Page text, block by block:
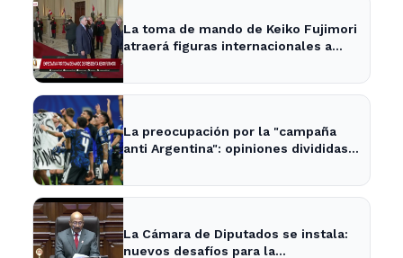
La toma de mando de Keiko Fujimori
atraerá figuras internacionales a
La preocupación por la "campaña
anti Argentina": opiniones divididas
La Cámara de Diputados se instala:
nuevos desafíos para la